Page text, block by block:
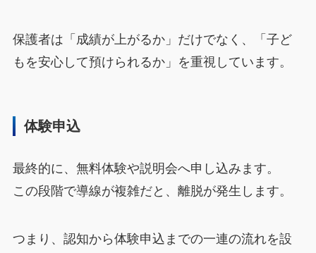
保護者は「成績が上がるか」だけでなく、「子ど
もを安心して預けられるか」を重視しています。
体験申込
最終的に、無料体験や説明会へ申し込みます。
この段階で導線が複雑だと、離脱が発生します。
つまり、認知から体験申込までの一連の流れを設